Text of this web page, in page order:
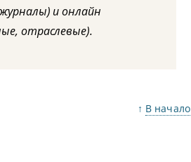
и онлайн
отраслевые).
↑ В начало